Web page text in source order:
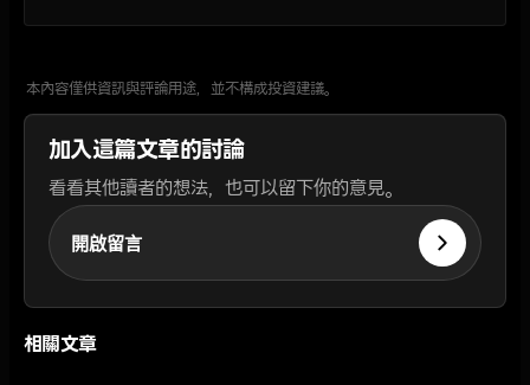
本內容僅供資訊與評論用途，並不構成投資建議。
加入這篇文章的討論
看看其他讀者的想法，也可以留下你的意見。
開啟留言
相關文章